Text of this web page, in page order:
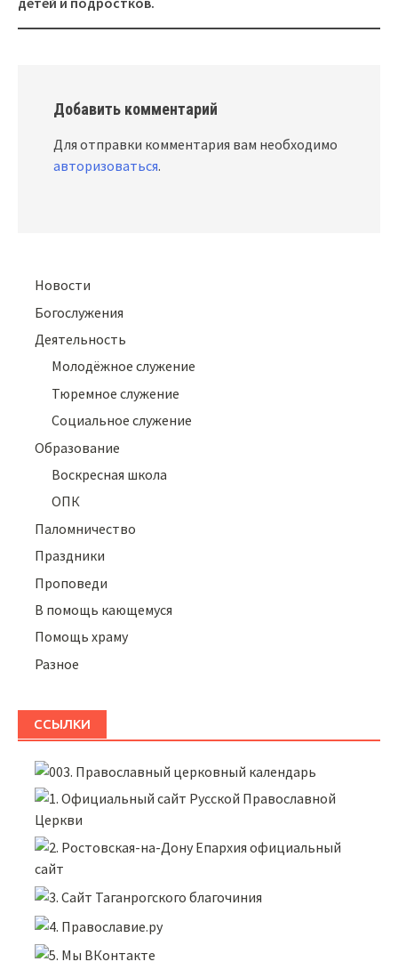
Добавить комментарий
Для отправки комментария вам необходимо
авторизоваться.
Новости
Богослужения
Деятельность
Молодёжное служение
Тюремное служение
Социальное служение
Образование
Воскресная школа
ОПК
Паломничество
Праздники
Проповеди
В помощь кающемуся
Помощь храму
Разное
ССЫЛКИ